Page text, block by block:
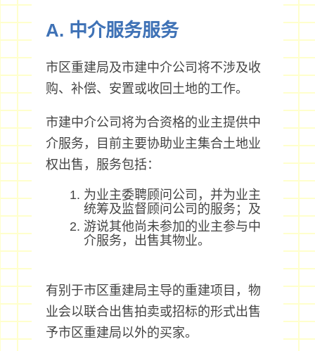
A. 中介服务服务
市区重建局及市建中介公司将不涉及收
购、补偿、安置或收回土地的工作。
市建中介公司将为合资格的业主提供中
介服务，目前主要协助业主集合土地业
权出售，服务包括：
为业主委聘顾问公司，并为业主
统筹及监督顾问公司的服务；及
游说其他尚未参加的业主参与中
介服务，出售其物业。
有别于市区重建局主导的重建项目，物
业会以联合出售拍卖或招标的形式出售
予市区重建局以外的买家。